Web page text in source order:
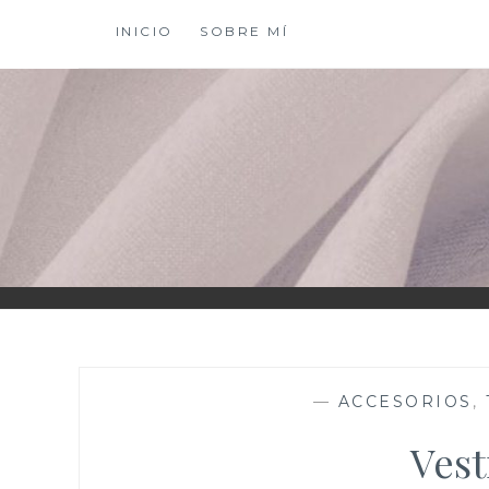
contenido
INICIO SOBRE MÍ
XIOMY
— ACCESORIOS ,